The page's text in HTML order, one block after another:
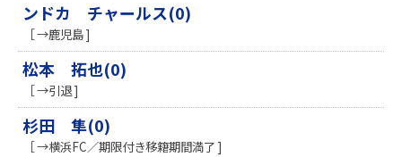
ンドカ チャールス(0)
［ →鹿児島 ]
松本 拓也(0)
［ →引退 ]
杉田 隼(0)
［ →横浜FC／期限付き移籍期間満了 ]